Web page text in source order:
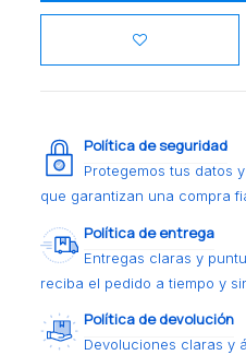
Política de seguridad
Protegemos tus datos
que garantizan una compra
Política de entrega
Entregas claras y
reciba el pedido a tiempo y
Política de devolución
Devoluciones claras y